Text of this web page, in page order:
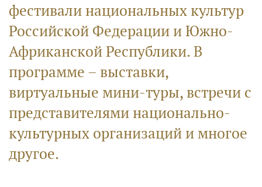
фестивали национальных культур
Российской Федерации и Южно-
Африканской Республики. В
программе – выставки,
виртуальные мини-туры, встречи с
представителями национально-
культурных организаций и многое
другое.